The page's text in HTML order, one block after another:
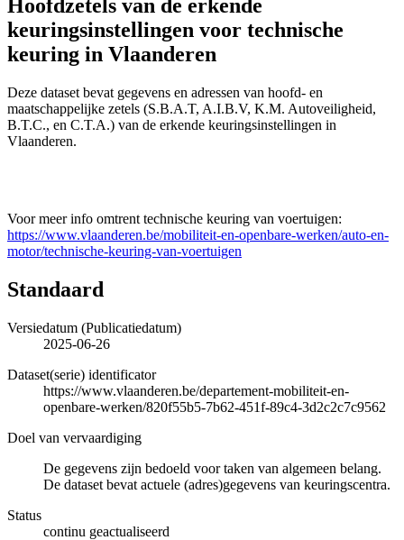
Hoofdzetels van de erkende
keuringsinstellingen voor technische
keuring in Vlaanderen
Deze dataset bevat gegevens en adressen van hoofd- en
maatschappelijke zetels (S.B.A.T, A.I.B.V, K.M. Autoveiligheid,
B.T.C., en C.T.A.) van de erkende keuringsinstellingen in
Vlaanderen.
Voor meer info omtrent technische keuring van voertuigen:
https://www.vlaanderen.be/mobiliteit-en-openbare-werken/auto-en-
motor/technische-keuring-van-voertuigen
Standaard
Versiedatum (Publicatiedatum)
2025-06-26
Dataset(serie) identificator
https://www.vlaanderen.be/departement-mobiliteit-en-
openbare-werken/820f55b5-7b62-451f-89c4-3d2c2c7c9562
Doel van vervaardiging
De gegevens zijn bedoeld voor taken van algemeen belang.
De dataset bevat actuele (adres)gegevens van keuringscentra.
Status
continu geactualiseerd